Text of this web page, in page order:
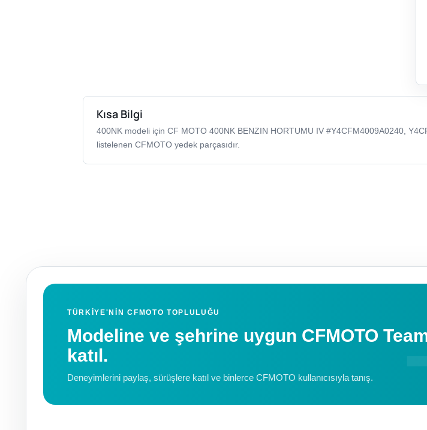
Kısa Bilgi
400NK modeli için CF MOTO 400NK BENZIN HORTUMU IV #Y4CFM4009A0240,
listelenen CFMOTO yedek parçasıdır.
TÜRKIYE'NIN CFMOTO TOPLULUĞU
Modeline ve şehrine uygun CFMOTO
katıl.
Deneyimlerini paylaş, sürüşlere katıl ve binlerce CFMOTO kullanıcısıyla tanış.